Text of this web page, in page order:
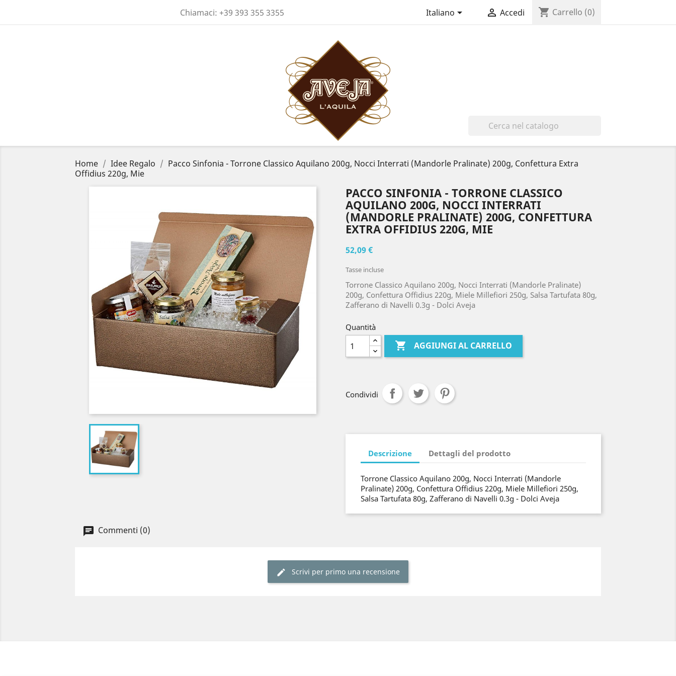
Chiamaci: +39 393 355 3355 Italiano  Accedi shopping_cart Carrello (0)

Home Idee Regalo
Pacco Sinfonia - Torrone Classico Aquilano 200g, Nocci Interrati (Mandorle Pralinate) 200g, Confettura Extra
Offidius 220g, Mie
PACCO SINFONIA - TORRONE CLASSICO
AQUILANO 200G, NOCCI INTERRATI
(MANDORLE PRALINATE) 200G, CONFETTURA
EXTRA OFFIDIUS 220G, MIE
52,09 €
Tasse incluse
Torrone Classico Aquilano 200g, Nocci Interrati (Mandorle Pralinate)
200g, Confettura Offidius 220g, Miele Millefiori 250g, Salsa Tartufata 80g,
Zafferano di Navelli 0.3g - Dolci Aveja
Quantità
 AGGIUNGI AL CARRELLO
Condividi
Descrizione Dettagli del prodotto
Torrone Classico Aquilano 200g, Nocci Interrati (Mandorle
Pralinate) 200g, Confettura Offidius 220g, Miele Millefiori 250g,
Salsa Tartufata 80g, Zafferano di Navelli 0.3g - Dolci Aveja
Commenti (0)
Scrivi per primo una recensione